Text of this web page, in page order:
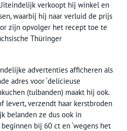
verkoopt hij winkel en
waarbij hij naar verluid de prijs
zijn opvolger het recept toe te
Thüringer
advertenties afficheren als
adres voor ‘delicieuse
(tulbanden) maakt hij ook.
levert, verzendt haar kerstbroden
belanden ze dus ook in
bij 60 ct en ‘wegens het